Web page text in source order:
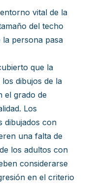
vital de la
del techo
la persona pasa
que la
dibujos de la
el grado de
Los
dibujados con
una falta de
los adultos con
considerarse
en el criterio